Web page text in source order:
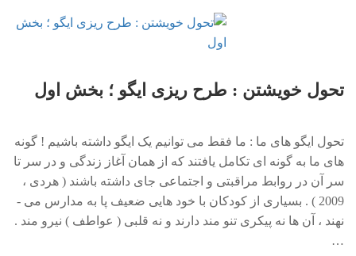
تحول خویشتن : طرح ریزی ایگو ؛ بخش اول
تحول ایگو های ما : ما فقط می توانیم یک ایگو داشته باشیم ! گونه
های ما به گونه ای تکامل یافتند که از همان آغاز زندگی و در سر تا
سر آن در روابط مراقبتی و اجتماعی جای داشته باشند ( هردی ،
2009 ) . بسیاری از کودکان با خود هایی ضعیف پا به مدارس می ­
نهند ، آن ها نه پیکری تنو مند دارند و نه قلبی ( عواطف ) نیرو مند .
…